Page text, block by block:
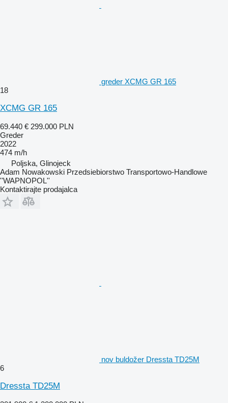
greder XCMG GR 165
18
XCMG GR 165
69.440 € 299.000 PLN
Greder
2022
474 m/h
Poljska, Glinojeck
Adam Nowakowski Przedsiebiorstwo Transportowo-Handlowe
''WAPNOPOL''
Kontaktirajte prodajalca
nov buldožer Dressta TD25M
6
Dressta TD25M